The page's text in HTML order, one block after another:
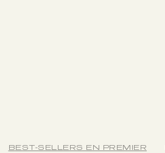
BEST-SELLERS EN PREMIER